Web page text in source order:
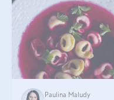
Paulina Maludy